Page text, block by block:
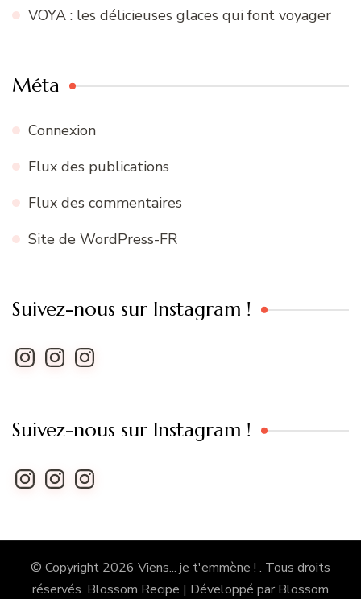
VOYA : les délicieuses glaces qui font voyager
Méta
Connexion
Flux des publications
Flux des commentaires
Site de WordPress-FR
Suivez-nous sur Instagram !
Instagram
InstagramInstagram
Suivez-nous sur Instagram !
Instagram
InstagramInstagram
© Copyright 2026 Viens... je t'emmène ! . Tous droits
réservés. Blossom Recipe | Développé par Blossom